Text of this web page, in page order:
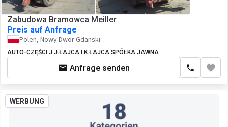
Zabudowa Bramowca Meiller
Preis auf Anfrage
Polen, Nowy Dwor Gdanski
AUTO-CZĘŚCI J.J.ŁAJCA I K.ŁAJCA SPÓŁKA JAWNA
Anfrage senden
WERBUNG